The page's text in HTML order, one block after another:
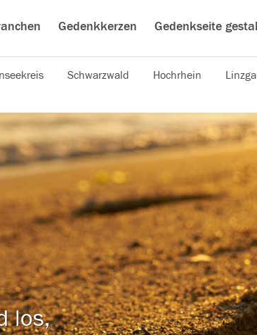
Gedenkkerzen Gedenkseite
Schwarzwald Hochrhein
los,